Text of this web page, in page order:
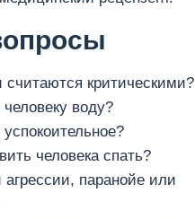
считаются критическими?
воду?
человека спать?
агрессии, паранойе или